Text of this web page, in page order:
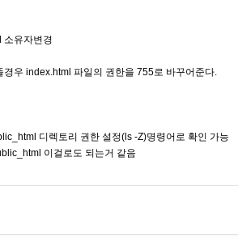
소유자변경
우 index.html 파일의 권한을 755로 바꾸어준다.
디렉토리 권한 설정(ls -Z)명령어로 확인 가능
이걸로도 되는거 같음